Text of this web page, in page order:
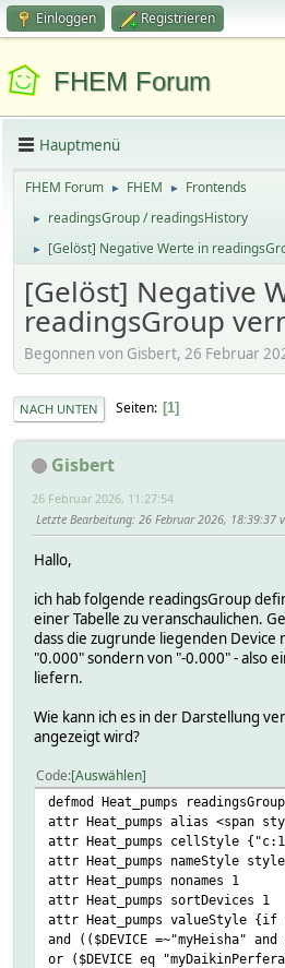
Einloggen Registrieren
FHEM Forum
Hauptmenü
FHEM Forum ► FHEM ► Frontends
► readingsGroup / readingsHistory
► [Gelöst] Negative Werte in
[Gelöst] Negative
readingsGroup
Begonnen von Gisbert, 26 Februar
NACH UNTEN Seiten 1
Gisbert
26 Februar 2026, 11:27:54
Letzte Bearbeitung: 26 Februar 2026, 18:39:37
Hallo,
ich hab folgende readingsGroup
einer Tabelle zu veranschaulichen.
dass die zugrunde liegenden Device
"0.000" sondern von "-0.000" - also
liefern.
Wie kann ich es in der Darstellung
angezeigt wird?
Code Auswählen
defmod Heat_pumps
attr Heat_pumps alias <span
attr Heat_pumps cellStyle
attr Heat_pumps nameStyle
attr Heat_pumps nonames 1
attr Heat_pumps sortDevices 1
attr Heat_pumps valueStyle {if
and (($DEVICE =~"myHeisha"
or ($DEVICE eq